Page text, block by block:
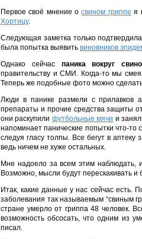
Первое своё мнение освином гриппе я
Хортицу.
Следующая заметка только
была попытка выявить виновников
Однако сейчас паника вокруг
правительству и СМИ. Когда-то мы
Теперь же подобные фото можно сделать
Люди в панике размели с прилавков
препараты и прочие средства защиты
они раскупили футбольные мячи и
напоминает панические попытки что-то
следуя гласу толпы. Все бегут в аптеку
ведь ничем не хуже остальных.
Мне надоело за всем этим наблюдать,
Возможно, мысли будут перескакивать и
Итак, какие данные у нас сейчас есть.
заболевания так называемым “свиным
стране умерло от гриппа 48 человек.
возможность обсосать, что одним из
писал.